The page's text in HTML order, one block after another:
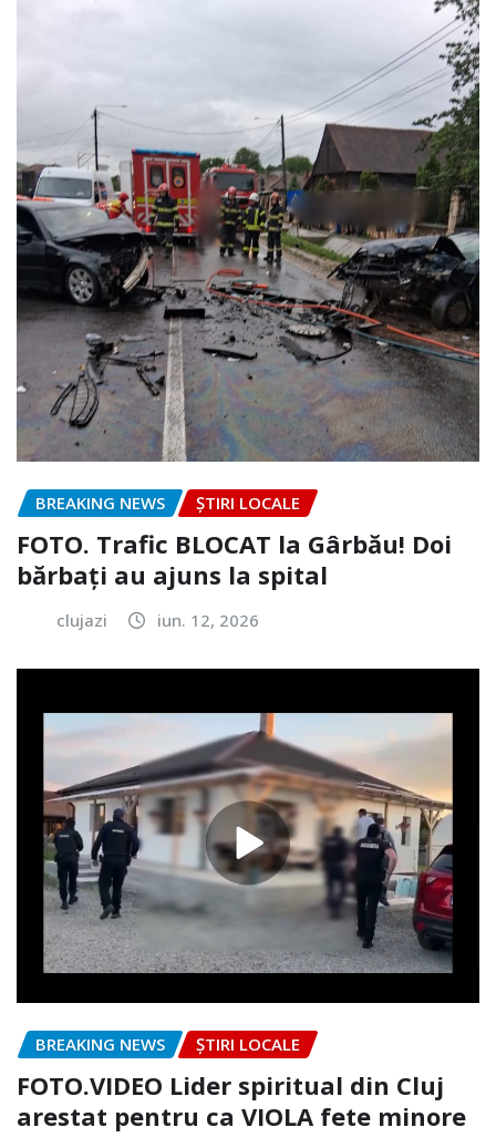
BREAKING NEWS ȘTIRI LOCALE
FOTO. Trafic BLOCAT la Gârbău! Doi
bărbați au ajuns la spital
clujazi iun. 12, 2026
BREAKING NEWS ȘTIRI LOCALE
FOTO.VIDEO Lider spiritual din Cluj
arestat pentru ca VIOLA fete minore